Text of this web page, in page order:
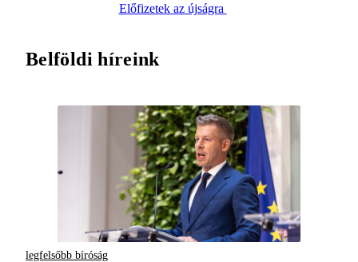
Előfizetek az újságra
Belföldi híreink
legfelsőbb bíróság